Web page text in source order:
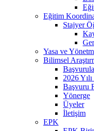
Eğitim
Stajyer
Yasa ve
Bilimsel
2026
Başvuru
Yönerge
Üyeler
İletişim
EPK